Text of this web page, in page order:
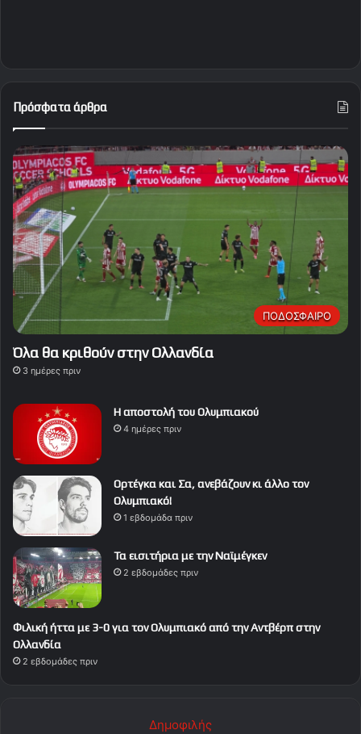
Πρόσφατα άρθρα
ΠΟΔΟΣΦΑΙΡΟ
Όλα θα κριθούν στην Ολλανδία
3 ημέρες πριν
Η αποστολή του Ολυμπιακού
4 ημέρες πριν
Ορτέγκα και Σα, ανεβάζουν κι άλλο τον
Ολυμπιακό!
1 εβδομάδα πριν
Τα εισιτήρια με την Ναϊμέγκεν
2 εβδομάδες πριν
Φιλική ήττα με 3-0 για τον Ολυμπιακό από την Αντβέρπ στην
Ολλανδία
2 εβδομάδες πριν
Δημοφιλής